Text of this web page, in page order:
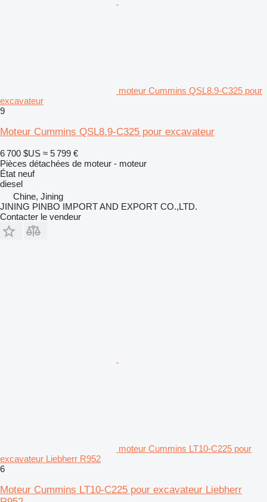
moteur Cummins QSL8.9-C325 pour
excavateur
9
Moteur Cummins QSL8.9-C325 pour excavateur
6 700 $US ≈ 5 799 €
Pièces détachées de moteur - moteur
État neuf
diesel
Chine, Jining
JINING PINBO IMPORT AND EXPORT CO.,LTD.
Contacter le vendeur
moteur Cummins LT10-C225 pour
excavateur Liebherr R952
6
Moteur Cummins LT10-C225 pour excavateur Liebherr